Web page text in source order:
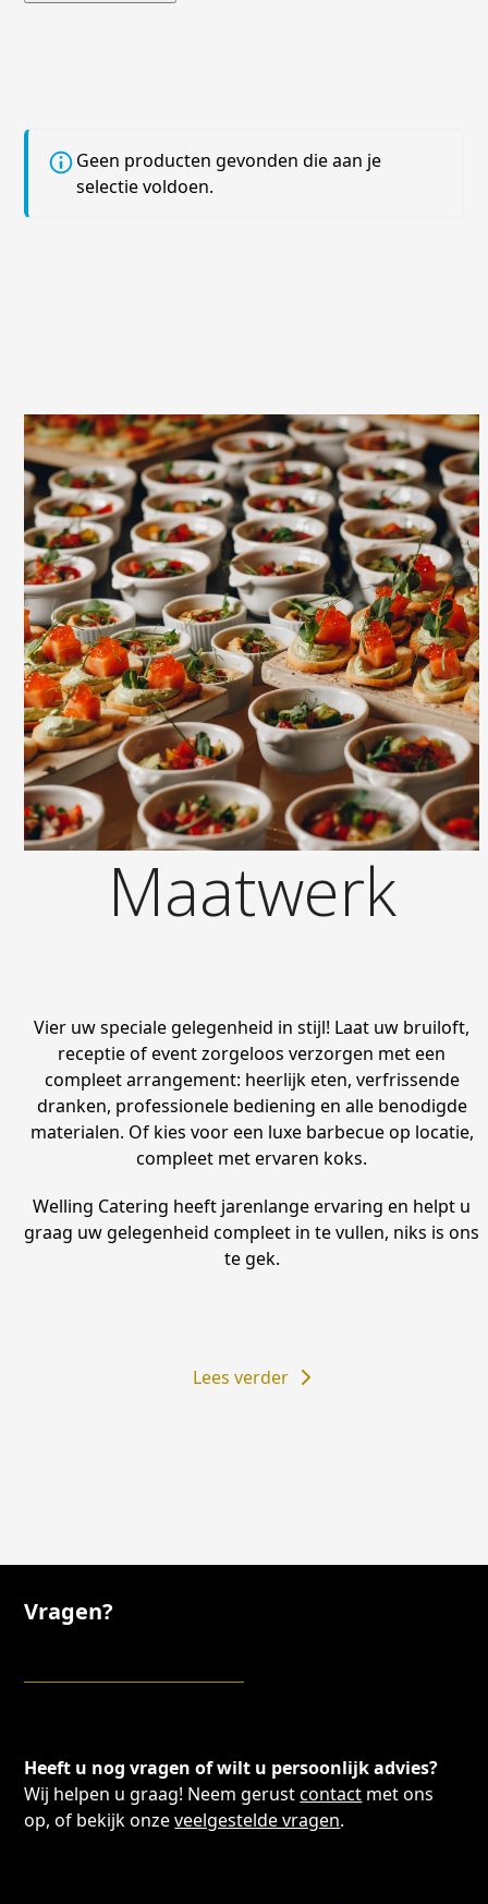
Geen producten gevonden die aan je
selectie voldoen.
Maatwerk
Vier uw speciale gelegenheid in stijl! Laat uw bruiloft,
receptie of event zorgeloos verzorgen met een
compleet arrangement: heerlijk eten, verfrissende
dranken, professionele bediening en alle benodigde
materialen. Of kies voor een luxe barbecue op locatie,
compleet met ervaren koks.
Welling Catering heeft jarenlange ervaring en helpt u
graag uw gelegenheid compleet in te vullen, niks is ons
te gek.
Lees verder
Vragen?
Heeft u nog vragen of wilt u persoonlijk advies?
Wij helpen u graag! Neem gerustcontact met ons
op, of bekijk onzeveelgestelde vragen.